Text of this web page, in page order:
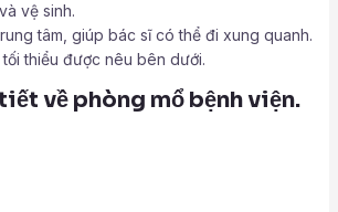
vệ sinh.
tâm, giúp bác sĩ có thể đi xung quanh.
thiểu được nêu bên dưới.
về phòng mổ bệnh viện.